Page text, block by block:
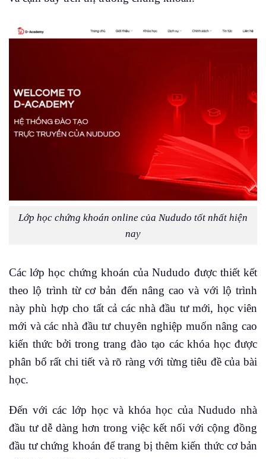
Lớp học chứng khoán online của Nududo tốt nhất hiện
nay
Các lớp học chứng khoán của Nududo được thiết kết
theo lộ trình từ cơ bản đến nâng cao và với lộ trình
này phù hợp cho tất cả các nhà đầu tư mới, học viên
mới và các nhà đầu tư chuyên nghiệp muốn nâng cao
kiến thức bởi trong trang đào tạo các khóa học được
phân bổ rất chi tiết và rõ ràng với từng tiêu đề của bài
học.
Đến với các lớp học và khóa học của Nududo nhà
đầu tư dễ dàng hơn trong việc kết nối với cộng đồng
đầu tư chứng khoán để trang bị thêm kiến thức cơ bản